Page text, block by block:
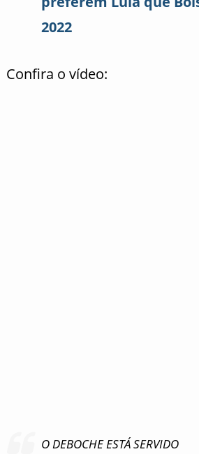
2022
Confira o vídeo:
O DEBOCHE ESTÁ SERVIDO